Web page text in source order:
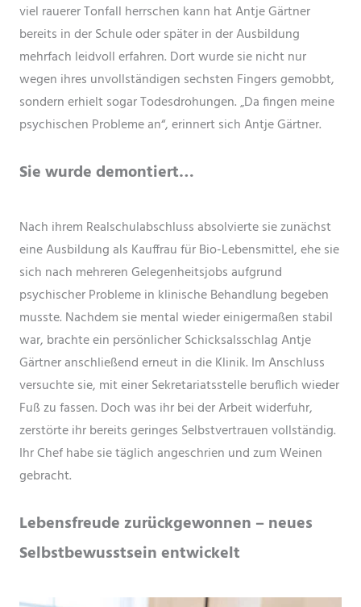
viel rauerer Tonfall herrschen kann hat Antje Gärtner
bereits in der Schule oder später in der Ausbildung
mehrfach leidvoll erfahren. Dort wurde sie nicht nur
wegen ihres unvollständigen sechsten Fingers gemobbt,
sondern erhielt sogar Todesdrohungen. „Da fingen meine
psychischen Probleme an“, erinnert sich Antje Gärtner.
Sie wurde demontiert…
Nach ihrem Realschulabschluss absolvierte sie zunächst
eine Ausbildung als Kauffrau für Bio-Lebensmittel, ehe sie
sich nach mehreren Gelegenheitsjobs aufgrund
psychischer Probleme in klinische Behandlung begeben
musste. Nachdem sie mental wieder einigermaßen stabil
war, brachte ein persönlicher Schicksalsschlag Antje
Gärtner anschließend erneut in die Klinik. Im Anschluss
versuchte sie, mit einer Sekretariatsstelle beruflich wieder
Fuß zu fassen. Doch was ihr bei der Arbeit widerfuhr,
zerstörte ihr bereits geringes Selbstvertrauen vollständig.
Ihr Chef habe sie täglich angeschrien und zum Weinen
gebracht.
Lebensfreude zurückgewonnen – neues
Selbstbewusstsein entwickelt